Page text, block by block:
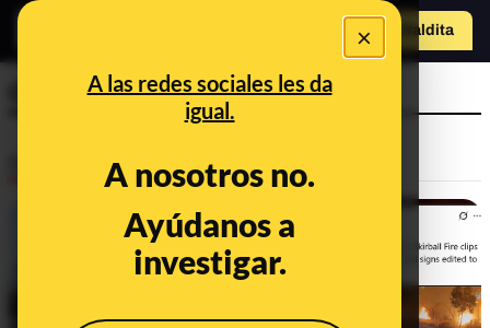
×
A las redes sociales les da
igual.
A nosotros no.
Ayúdanos a
investigar.
Hazte Maldito